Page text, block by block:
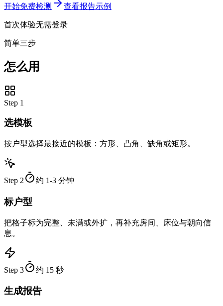
开始免费检测
查看报告示例
首次体验无需登录
简单三步
怎么用
Step 1
选模板
按户型选择最接近的模板：方形、凸角、缺角或矩形。
Step 2 约 1-3 分钟
标户型
把格子标为完整、未满或外扩，再补充房间、床位与朝向信
息。
Step 3 约 15 秒
生成报告